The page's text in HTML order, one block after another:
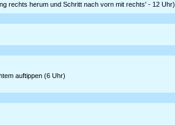
rechts herum und Schritt nach vorn mit rechts' - 12 Uhr)
auftippen (6 Uhr)